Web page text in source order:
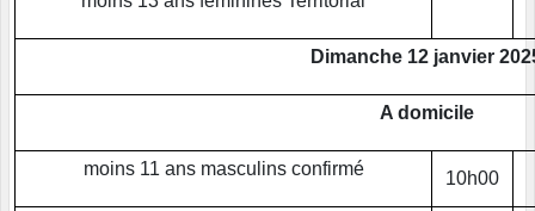
Dimanche 12 janvier
A domicile
moins 11 ans masculins confirmé 10h00